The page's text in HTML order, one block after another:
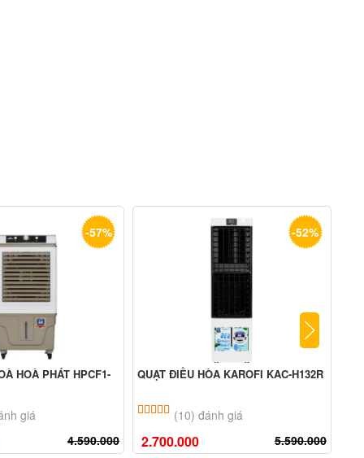
-57%
HOÀ PHÁT HPCF1-
5 dựa trên
giá
4.590.000
-52%
QUẠT ĐIỀU HÒA KAROFI KAC-H132R
5.00trên 5 dựa trên
10
(10) đánh giá
2.700.000 5.590.000